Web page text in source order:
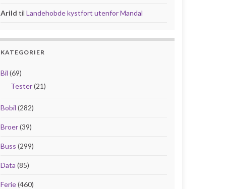
Arild til Landehobde kystfort utenfor Mandal
KATEGORIER
Bil (69)
Tester(21)
Bobil (282)
Broer(39)
Buss (299)
Data (85)
Ferie(460)